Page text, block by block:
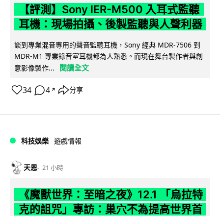
【評測】Sony IER-M500 入耳式監聽
耳機：現場拍攝、後製監聽與人聲利器
談到專業混音專用的聲音監聽耳機，Sony 經典 MDR-7506 到
MDR-M1 專業錄音室耳機都為人熟悉。而現在舞台製作者與創
意影像製作...
閱讀全文
34 4 ↗ 分享
科技娛樂 遊戲情報
天恩 21 小時
《魔獸世界：至暗之夜》12.1 「烏拉特
克的詛咒」專訪：巢穴不為提高世界首